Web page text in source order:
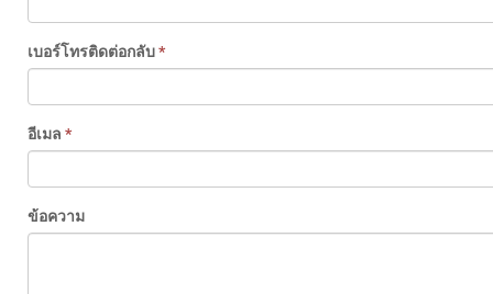
เบอร์โทรติดต่อกลับ*
อีเมล *
ข้อความ